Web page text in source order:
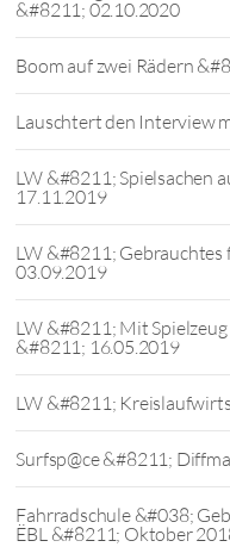
&#8211; 02.10.2020
Boom auf zwei Rädern
Lauschtert den Interview
LW &#8211; Spielsachen
17.11.2019
LW &#8211;
03.09.2019
LW &#8211; Mit
&#8211; 16.05.2019
LW &#8211;
Surfsp@ce &#8211;
Fahrradschule &#038;
ËBL &#8211; Oktober